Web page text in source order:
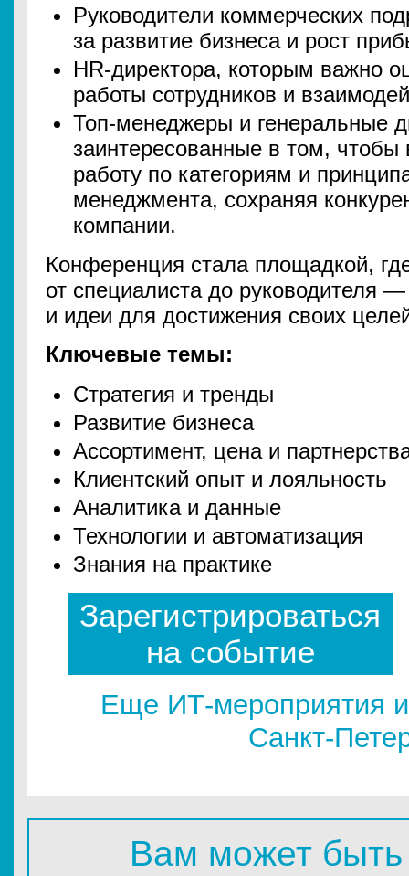
Руководители коммерческих
за развитие бизнеса и рост
HR-директора, которым важно
работы сотрудников и
Топ-менеджеры и генеральные
заинтересованные в том, чтобы
работу по категориям и
менеджмента, сохраняя
компании.
Конференция стала площадкой,
от специалиста до руководителя
и идеи для достижения своих
Ключевые темы:
Стратегия и тренды
Развитие бизнеса
Ассортимент, цена и
Клиентский опыт и лояльность
Аналитика и данные
Технологии и автоматизация
Знания на практике
Зарегистрироваться
на событие
Еще ИТ-мероприятия
Санкт-
Вам может быть